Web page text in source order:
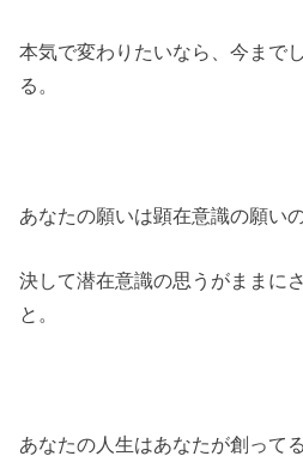
本気で変わりたいなら、今まで
る。
あなたの願いは顕在意識の願いの
決して潜在意識の思うがままに
と。
あなたの人生はあなたが創ってる